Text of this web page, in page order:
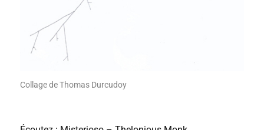
Collage de Thomas Durcudoy